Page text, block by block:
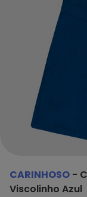
CARINHOSO -
Viscolinho Azul